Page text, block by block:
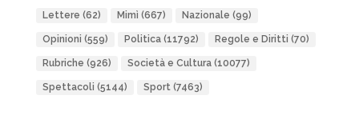
Lettere (62) Mimì (667) Nazionale (99)
Opinioni (559) Politica(11792) Regole e Diritti (70)
Rubriche (926) Società e Cultura(10077)
Spettacoli (5144) Sport(7463)